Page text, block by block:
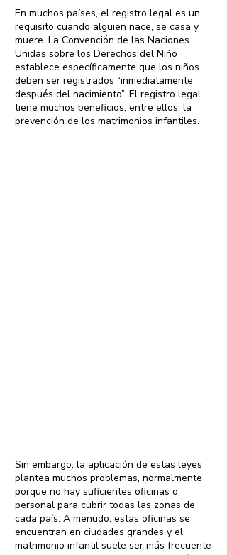
En muchos países, el registro legal es un
requisito cuando alguien nace, se casa y
muere. La Convención de las Naciones
Unidas sobre los Derechos del Niño
establece específicamente que los niños
deben ser registrados “inmediatamente
después del nacimiento”. El registro legal
tiene muchos beneficios, entre ellos, la
prevención de los matrimonios infantiles.
Sin embargo, la aplicación de estas leyes
plantea muchos problemas, normalmente
porque no hay suficientes oficinas o
personal para cubrir todas las zonas de
cada país. A menudo, estas oficinas se
encuentran en ciudades grandes y el
matrimonio infantil suele ser más frecuente